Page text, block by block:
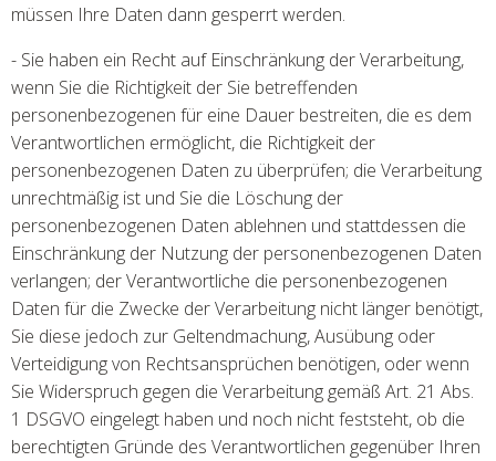
müssen Ihre Daten dann gesperrt werden.
- Sie haben ein Recht auf Einschränkung der Verarbeitung,
wenn Sie die Richtigkeit der Sie betreffenden
personenbezogenen für eine Dauer bestreiten, die es dem
Verantwortlichen ermöglicht, die Richtigkeit der
personenbezogenen Daten zu überprüfen; die Verarbeitung
unrechtmäßig ist und Sie die Löschung der
personenbezogenen Daten ablehnen und stattdessen die
Einschränkung der Nutzung der personenbezogenen Daten
verlangen; der Verantwortliche die personenbezogenen
Daten für die Zwecke der Verarbeitung nicht länger benötigt,
Sie diese jedoch zur Geltendmachung, Ausübung oder
Verteidigung von Rechtsansprüchen benötigen, oder wenn
Sie Widerspruch gegen die Verarbeitung gemäß Art. 21 Abs.
1 DSGVO eingelegt haben und noch nicht feststeht, ob die
berechtigten Gründe des Verantwortlichen gegenüber Ihren